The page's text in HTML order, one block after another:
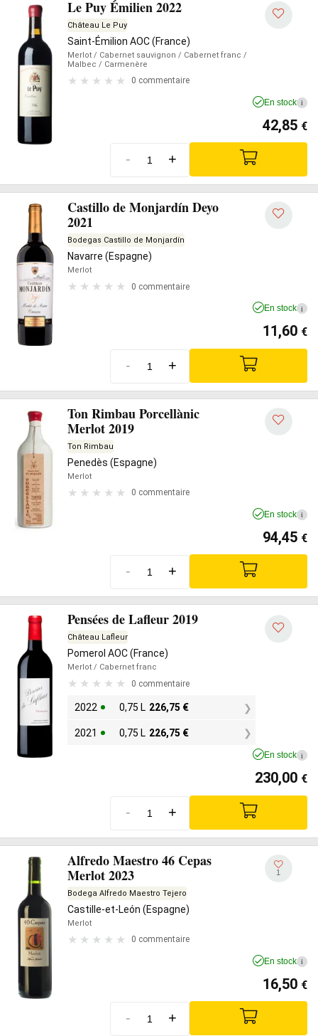
Le Puy Émilien 2022
Château Le Puy
Saint-Émilion AOC (France)
Merlot / Cabernet sauvignon / Cabernet franc /
Malbec / Carmenère
0 commentaire
En stock i
42,85 €
- +
Castillo de Monjardín Deyo
2021
Bodegas Castillo de Monjardín
Navarre (Espagne)
Merlot
0 commentaire
En stock i
11,60 €
- +
Ton Rimbau Porcellànic
Merlot 2019
Ton Rimbau
Penedès (Espagne)
Merlot
0 commentaire
En stock i
94,45 €
- +
Pensées de Lafleur 2019
Château Lafleur
Pomerol AOC (France)
Merlot / Cabernet franc
0 commentaire
2022 0,75 L 226,75 €
2021 0,75 L 226,75 €
En stock i
230,00 €
- +
Alfredo Maestro 46 Cepas
Merlot 2023
Bodega Alfredo Maestro Tejero
Castille-et-León (Espagne)
Merlot
0 commentaire
1
En stock i
16,50 €
- +